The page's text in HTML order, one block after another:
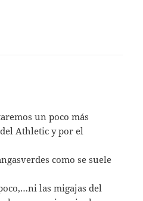
un poco más
Athletic y por el
como se suele
las migajas del